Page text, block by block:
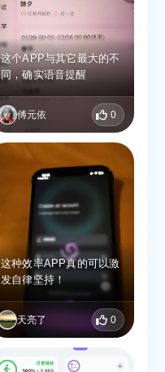
这个APP与其它最大的不
同，确实语音提醒
傅元依 0
这种效率APP真的可以激
发自律坚持！
天亮了 0